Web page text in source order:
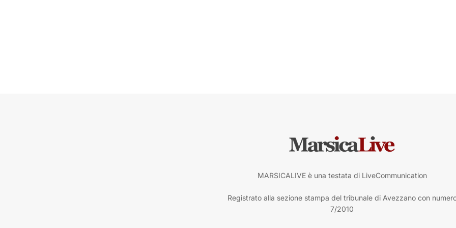
MARSICALIVE è una testata di LiveCommunication
Registrato alla sezione stampa del tribunale di Avezzano con
7/2010